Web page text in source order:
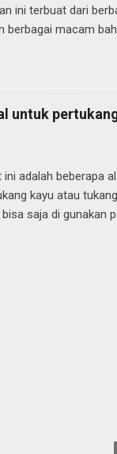
ini terbuat dari
berbagai macam
sudah mahir dan
pelukis payung ini
Payung geulis
untuk
ini adalah beberapa
kayu atau
saja di gunakan
kata istilah